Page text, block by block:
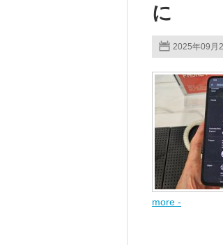
に
2025年09月
more -